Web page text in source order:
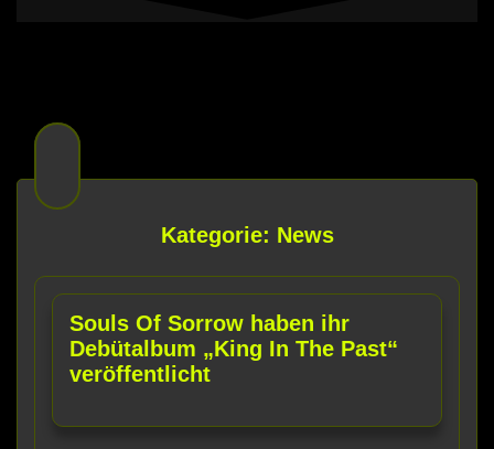
Kategorie: News
Souls Of Sorrow haben ihr
Debütalbum „King In The Past“
veröffentlicht